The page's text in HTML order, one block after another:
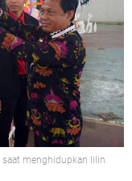
menghidupkan lilin